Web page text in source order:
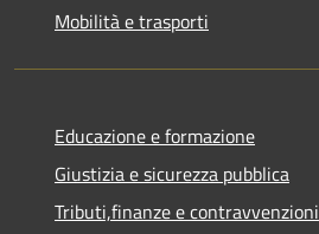
Mobilità e trasporti
Educazione e formazione
Giustizia e sicurezza pubblica
Tributi,finanze e contravvenzioni